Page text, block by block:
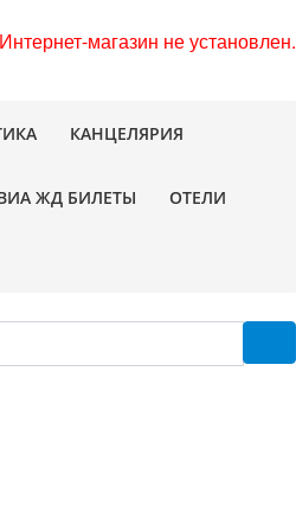
магазин не установлен.
КАНЦЕЛЯРИЯ
ЖД БИЛЕТЫ ОТЕЛИ